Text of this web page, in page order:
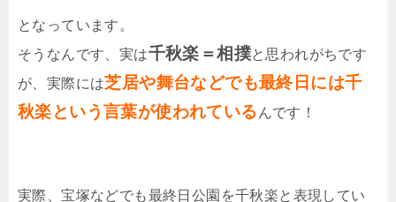
となっています。
そうなんです、実は千秋楽＝相撲と思われがちです
が、実際には芝居や舞台などでも最終日には千
秋楽という言葉が使われている んです！
実際、宝塚などでも最終日公園を千秋楽と表現してい